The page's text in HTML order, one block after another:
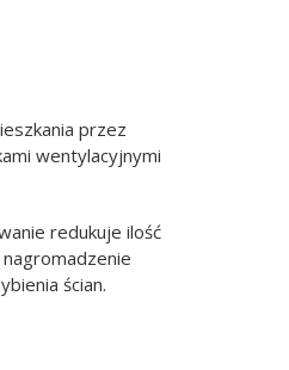
przez
wentylacyjnymi
redukuje ilość
ścian.